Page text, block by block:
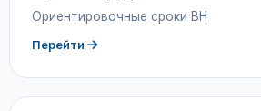
Ориентировочные сроки ВН
Перейти